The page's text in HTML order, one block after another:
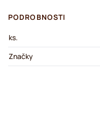
PODROBNOSTI
ks.
Značky